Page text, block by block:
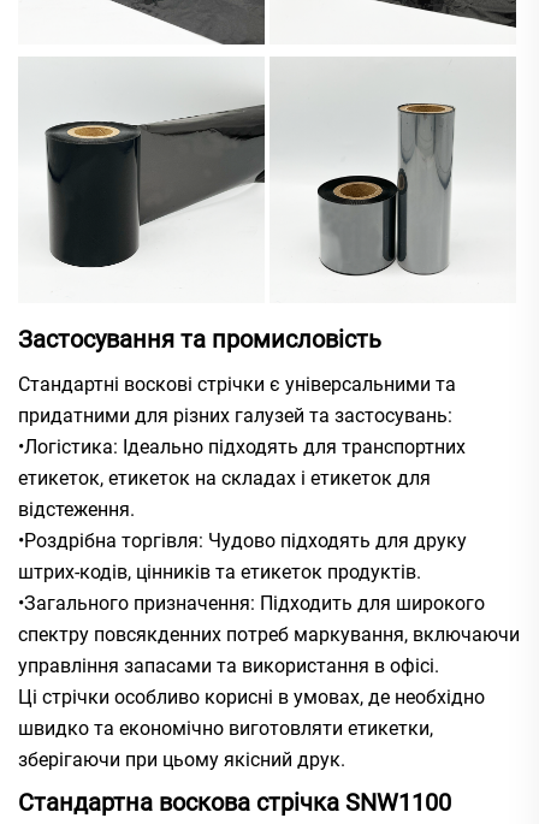
Застосування та промисловість
Стандартні воскові стрічки є універсальними та
придатними для різних галузей та застосувань:
•Логістика: Ідеально підходять для транспортних
етикеток, етикеток на складах і етикеток для
відстеження.
•Роздрібна торгівля: Чудово підходять для друку
штрих-кодів, цінників та етикеток продуктів.
•Загального призначення: Підходить для широкого
спектру повсякденних потреб маркування, включаючи
управління запасами та використання в офісі.
Ці стрічки особливо корисні в умовах, де необхідно
швидко та економічно виготовляти етикетки,
зберігаючи при цьому якісний друк.
Стандартна воскова стрічка SNW1100